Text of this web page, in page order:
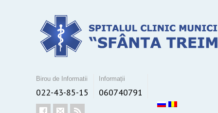
Birou de Informatii
022-43-85-15
Informații
060740791